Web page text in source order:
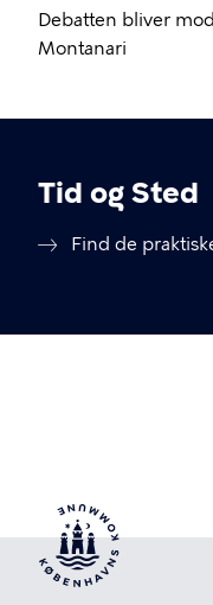
Debatten bliver
Montanari
Tid og Sted
Find de